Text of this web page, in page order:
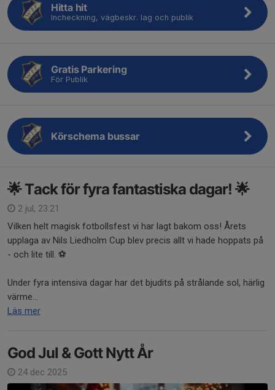
Hitta hit
Incheckning, vägbeskr. lag och publik
Gratis Parkering
För Publik
Körschema bussar
🌟 Tack för fyra fantastiska dagar! 🌟
2 jul, 23:21
Vilken helt magisk fotbollsfest vi har lagt bakom oss! Årets
upplaga av Nils Liedholm Cup blev precis allt vi hade hoppats på
- och lite till. ⚽️
Under fyra intensiva dagar har det bjudits på strålande sol, härlig
värme...
Läs mer
God Jul & Gott Nytt År
24 dec 2025